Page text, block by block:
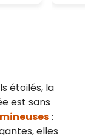
étoilés, la
est sans
:
elles